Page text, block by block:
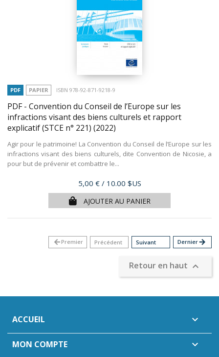
PDF PAPIER ISBN 978-92-871-9218-9
PDF - Convention du Conseil de l’Europe sur les
infractions visant des biens culturels et rapport
explicatif (STCE n° 221) (2022)
Agir pour le patrimoine! La Convention du Conseil de l’Europe sur les
infractions visant des biens culturels, dite Convention de Nicosie, a
pour but de prévenir et combattre le...
Prix
5,00 € / 10.00 $US
AJOUTER AU PANIER
arrow_backPremier Précédent Suivant Dernierarrow_forward
Retour en haut 
ACCUEIL 
MON COMPTE 